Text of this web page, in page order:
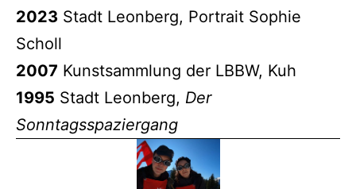
2023 Stadt Leonberg, Portrait Sophie
Scholl
2007 Kunstsammlung der LBBW, Kuh
1995 Stadt Leonberg, Der
Sonntagsspaziergang